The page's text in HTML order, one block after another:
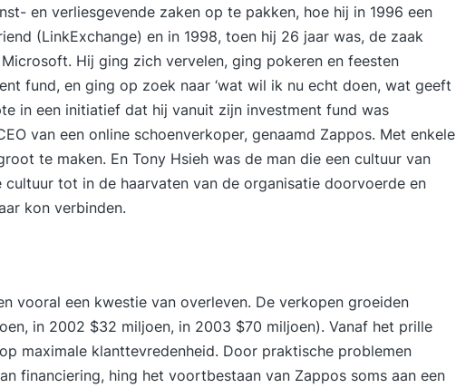
en verliesgevende zaken op te pakken, hoe hij in 1996 een
(LinkExchange) en in 1998, toen hij 26 jaar was, de zaak
Hij ging zich vervelen, ging pokeren en feesten
fund, en ging op zoek naar ‘wat wil ik nu echt doen, wat geeft
in een initiatief dat hij vanuit zijn investment fund was
van een online schoenverkoper, genaamd Zappos. Met enkele
te maken. En Tony Hsieh was de man die een cultuur van
tot in de haarvaten van de organisatie doorvoerde en
kon verbinden.
vooral een kwestie van overleven. De verkopen groeiden
in 2002 $32 miljoen, in 2003 $70 miljoen). Vanaf het prille
maximale klanttevredenheid. Door praktische problemen
financiering, hing het voortbestaan van Zappos soms aan een